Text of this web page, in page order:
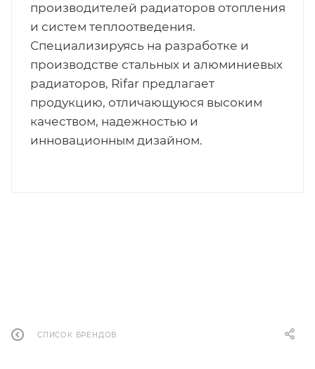
производителей радиаторов отопления
и систем теплоотведения.
Специализируясь на разработке и
производстве стальных и алюминиевых
радиаторов, Rifar предлагает
продукцию, отличающуюся высоким
качеством, надежностью и
инновационным дизайном.
СПИСОК БРЕНДОВ